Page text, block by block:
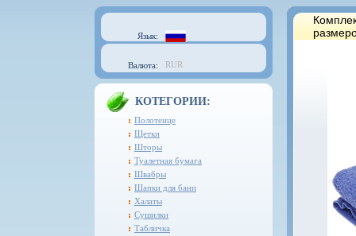
Язык:
Валюта: RUR
КОТЕГОРИИ:
Полотенце
Щетки
Шторы
Туалетная бумага
Швабры
Шапки для бани
Халаты
Сушилки
Табличка